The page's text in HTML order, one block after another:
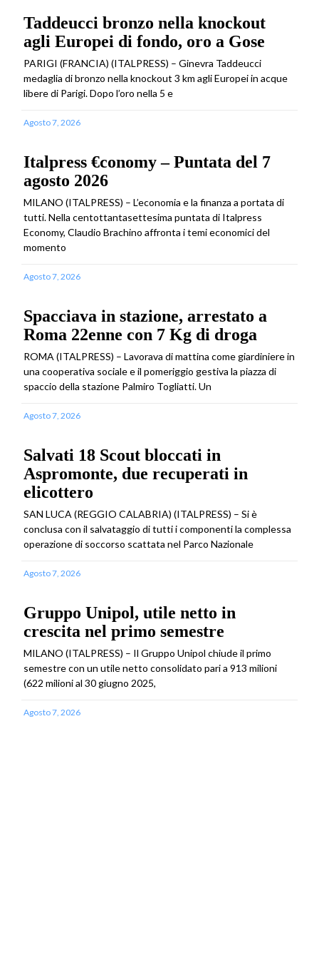
Taddeucci bronzo nella knockout
agli Europei di fondo, oro a Gose
PARIGI (FRANCIA) (ITALPRESS) – Ginevra Taddeucci
medaglia di bronzo nella knockout 3 km agli Europei in acque
libere di Parigi. Dopo l’oro nella 5 e
Agosto 7, 2026
Italpress €conomy – Puntata del 7
agosto 2026
MILANO (ITALPRESS) – L’economia e la finanza a portata di
tutti. Nella centottantasettesima puntata di Italpress
Economy, Claudio Brachino affronta i temi economici del
momento
Agosto 7, 2026
Spacciava in stazione, arrestato a
Roma 22enne con 7 Kg di droga
ROMA (ITALPRESS) – Lavorava di mattina come giardiniere in
una cooperativa sociale e il pomeriggio gestiva la piazza di
spaccio della stazione Palmiro Togliatti. Un
Agosto 7, 2026
Salvati 18 Scout bloccati in
Aspromonte, due recuperati in
elicottero
SAN LUCA (REGGIO CALABRIA) (ITALPRESS) – Si è
conclusa con il salvataggio di tutti i componenti la complessa
operazione di soccorso scattata nel Parco Nazionale
Agosto 7, 2026
Gruppo Unipol, utile netto in
crescita nel primo semestre
MILANO (ITALPRESS) – Il Gruppo Unipol chiude il primo
semestre con un utile netto consolidato pari a 913 milioni
(622 milioni al 30 giugno 2025,
Agosto 7, 2026